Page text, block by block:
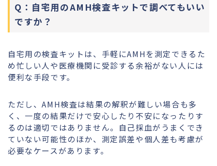
Q：自宅用のAMH検査キットで調べてもいい
ですか？
自宅用の検査キットは、手軽にAMHを測定できるた
め忙しい人や医療機関に受診する余裕がない人には
便利な手段です。
ただし、AMH検査は結果の解釈が難しい場合も多
く、一度の結果だけで安心したり不安になったりす
るのは適切ではありません。自己採血がうまくでき
ていない可能性のほか、測定誤差や個人差も考慮が
必要なケースがあります。